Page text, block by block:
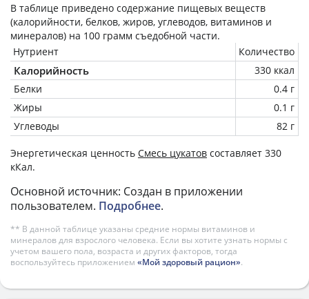
В таблице приведено содержание пищевых веществ
(калорийности, белков, жиров, углеводов, витаминов и
минералов) на 100 грамм съедобной части.
Нутриент
Количество
Калорийность
330 ккал
Белки
0.4 г
Жиры
0.1 г
Углеводы
82 г
Энергетическая ценность Смесь цукатов составляет 330
кКал.
Основной источник: Создан в приложении
пользователем. Подробнее.
** В данной таблице указаны средние нормы витаминов и
минералов для взрослого человека. Если вы хотите узнать нормы с
учетом вашего пола, возраста и других факторов, тогда
воспользуйтесь приложением «Мой здоровый рацион».